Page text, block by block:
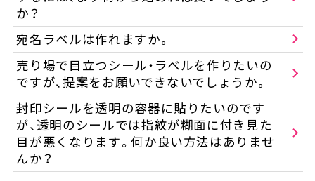
か？
宛名ラベルは作れますか。
売り場で目立つシール・ラベルを作りたいの
ですが、提案をお願いできないでしょうか。
封印シールを透明の容器に貼りたいのです
が、透明のシールでは指紋が糊面に付き見た
目が悪くなります。何か良い方法はありませ
んか？